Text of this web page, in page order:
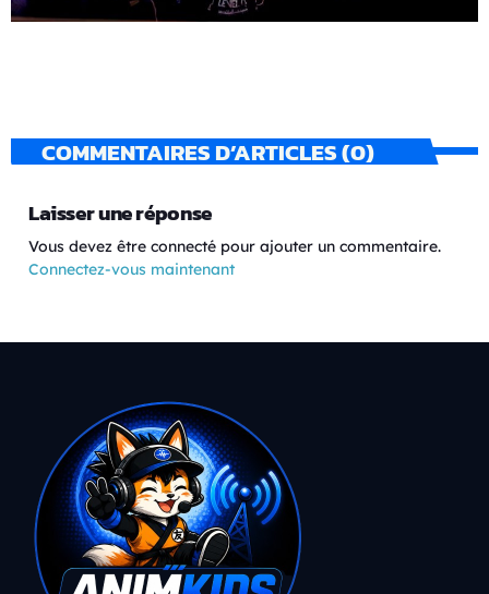
COMMENTAIRES D’ARTICLES (0)
Laisser une réponse
Vous devez être connecté pour ajouter un commentaire.
Connectez-vous maintenant